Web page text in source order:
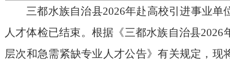
三都水族自治县2026年赴高校引进事业单
人才体检已结束。 根据《三都水族自治县2026
层次和急需紧缺专业人才公告》有关规定，现